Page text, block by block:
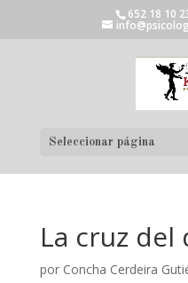
652 18 10
Seleccionar página
La cruz del
por Concha Cerdeira